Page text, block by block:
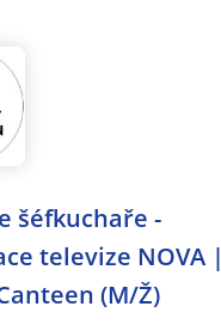
šéfkuchaře -
televize NOVA |
(M/Ž)